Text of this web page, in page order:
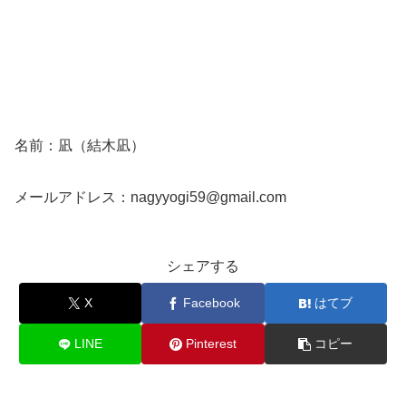
名前：凪（結木凪）
メールアドレス：nagyyogi59@gmail.com
シェアする
X Facebook はてブ
LINE Pinterest コピー